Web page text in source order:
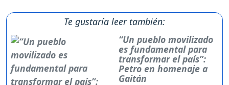
Te gustaría leer también:
“Un pueblo movilizado
es fundamental para
transformar el país”:
Petro en homenaje a
Gaitán